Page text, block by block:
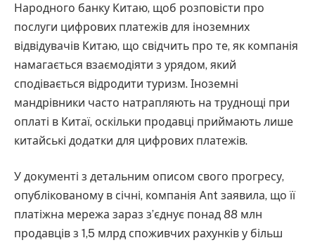
Народного банку Китаю, щоб розповісти про
послуги цифрових платежів для іноземних
відвідувачів Китаю, що свідчить про те, як компанія
намагається взаємодіяти з урядом, який
сподівається відродити туризм. Іноземні
мандрівники часто натрапляють на труднощі при
оплаті в Китаї, оскільки продавці приймають лише
китайські додатки для цифрових платежів.
У документі з детальним описом свого прогресу,
опублікованому в січні, компанія Ant заявила, що її
платіжна мережа зараз з’єднує понад 88 млн
продавців з 1,5 млрд споживчих рахунків у більш